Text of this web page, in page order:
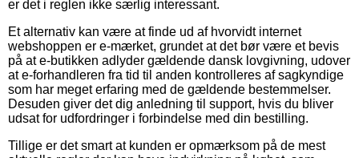
er det i reglen ikke særlig interessant.
Et alternativ kan være at finde ud af hvorvidt internet
webshoppen er e-mærket, grundet at det bør være et bevis
på at e-butikken adlyder gældende dansk lovgivning, udover
at e-forhandleren fra tid til anden kontrolleres af sagkyndige
som har meget erfaring med de gældende bestemmelser.
Desuden giver det dig anledning til support, hvis du bliver
udsat for udfordringer i forbindelse med din bestilling.
Tillige er det smart at kunden er opmærksom på de mest